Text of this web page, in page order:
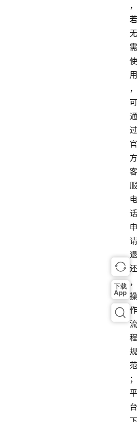
，
若
无
需
使
用
，
可
通
过
官
方
客
服
电
话
申
请
退
还
，
操
作
流
程
规
范
；
平
台
下载
App